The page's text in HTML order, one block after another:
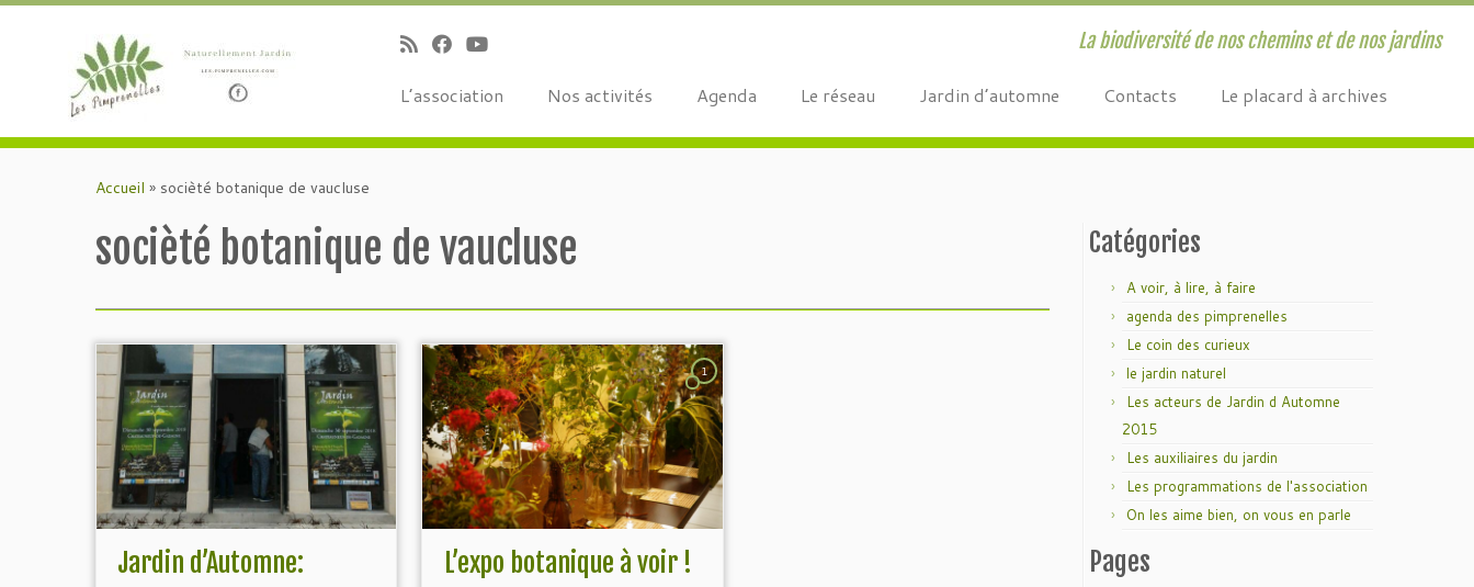
La biodiversité de nos chemins et de nos jardins
L’association Nos activités Agenda Le réseau Jardin d’automne Contacts Le placard à archives
Accueil » socièté botanique de vaucluse
socièté botanique de vaucluse
Jardin d’Automne:
1
L’expo botanique à voir !
Catégories
A voir, à lire, à faire
agenda des pimprenelles
Le coin des curieux
le jardin naturel
Les acteurs de Jardin d Automne
2015
Les auxiliaires du jardin
Les programmations de l'association
On les aime bien, on vous en parle
Pages